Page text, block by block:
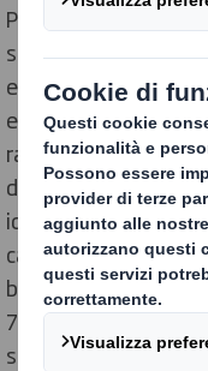
Prima ancora che i
supply chain
effetto serra come il
e la lavorazione
rappresentano
delle emissioni
idriche e il suolo
causa elevate
biodiversità. In
75% in più delle
sostenere sul lungo